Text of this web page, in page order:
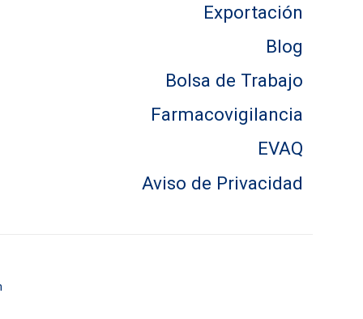
Exportación
Blog
Bolsa de Trabajo
Farmacovigilancia
EVAQ
Aviso de Privacidad